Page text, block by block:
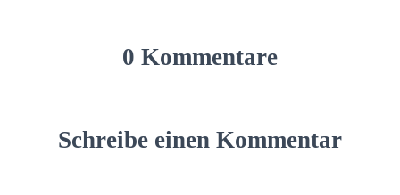
0 Kommentare
Schreibe einen Kommentar